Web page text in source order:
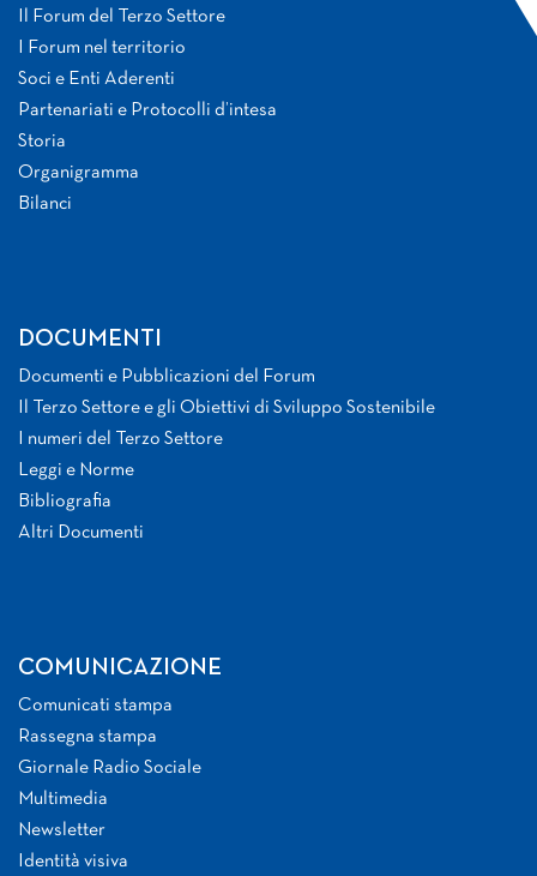
Il Forum del Terzo Settore
I Forum nel territorio
Soci e Enti Aderenti
Partenariati e Protocolli d’intesa
Storia
Organigramma
Bilanci
DOCUMENTI
Documenti e Pubblicazioni del Forum
Il Terzo Settore e gli Obiettivi di Sviluppo Sostenibile
I numeri del Terzo Settore
Leggi e Norme
Bibliografia
Altri Documenti
COMUNICAZIONE
Comunicati stampa
Rassegna stampa
Giornale Radio Sociale
Multimedia
Newsletter
Identità visiva